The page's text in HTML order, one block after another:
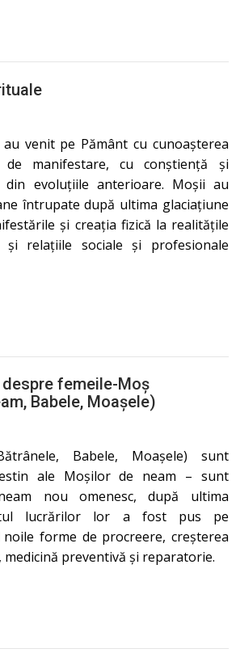
venit pe Pământ cu cunoașterea
de manifestare, cu conștiență și
din evoluțiile anterioare. Moșii au
întrupate după ultima glaciațiune
și creația fizică la realitățile
relațiile sociale și profesionale
femeile-Moș
Babele, Moașele)
Babele, Moașele) sunt
ale Moșilor de neam – sunt
nou omenesc, după ultima
lucrărilor lor a fost pus pe
forme de procreere, creșterea
medicină preventivă și reparatorie.